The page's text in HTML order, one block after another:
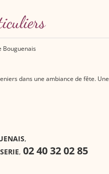
Bouguenais
dans une ambiance de fête. Une
,
, 02 40 32 02 85